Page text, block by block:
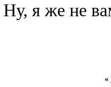
Ну, я же не
«